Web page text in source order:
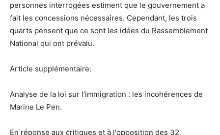
personnes interrogées estiment que le gouvernement a
fait les concessions nécessaires. Cependant, les trois
quarts pensent que ce sont les idées du Rassemblement
National qui ont prévalu.
Article supplémentaire:
Analyse de la loi sur l'immigration : les incohérences de
Marine Le Pen.
En réponse aux critiques et à l'opposition des 32